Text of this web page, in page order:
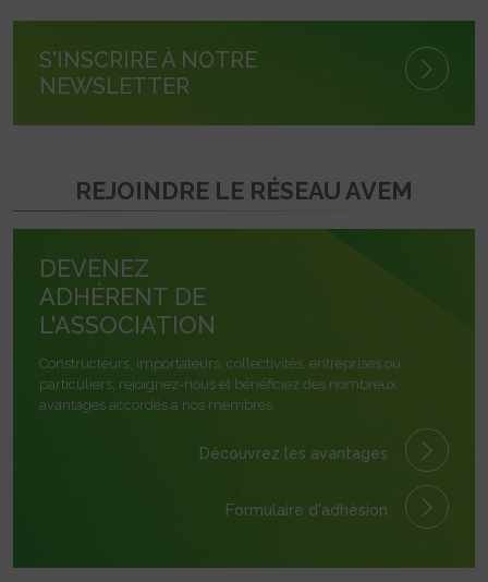
S'INSCRIRE À NOTRE
NEWSLETTER
REJOINDRE LE RÉSEAU AVEM
DEVENEZ
ADHÉRENT DE
L'ASSOCIATION
Constructeurs, importateurs, collectivités, entreprises ou
particuliers, rejoignez-nous et bénéficiez des nombreux
avantages accordés à nos membres.
Découvrez les avantages
Formulaire d'adhésion